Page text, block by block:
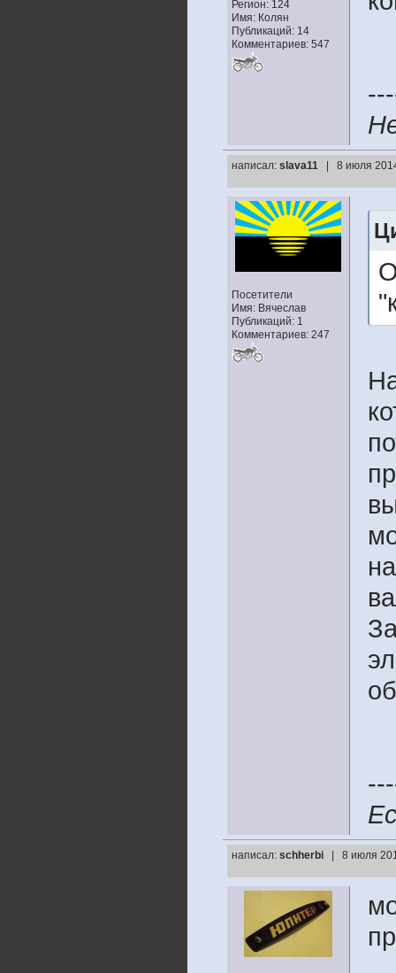
Регион: 124
Имя: Колян
Публикаций: 14
Комментариев: 547
написал: slava11 | 8 июля
Посетители
Имя: Вячеслав
Публикаций: 1
Комментариев: 247
написал: schherbi | 8 июля